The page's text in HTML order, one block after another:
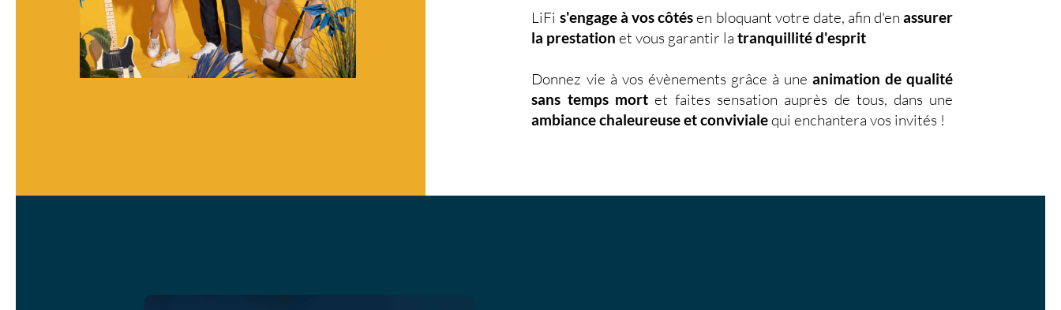
LiFi s'engage à vos côtésen bloquant votre date, afin d'enassurer
la prestationet vous garantir latranquillité d'esprit
Donnez vie à vos évènements grâce à uneanimation de qualité
sans temps mort et faites sensation auprès de tous, dans une
ambiance chaleureuse et convivialequi enchantera vos invités !